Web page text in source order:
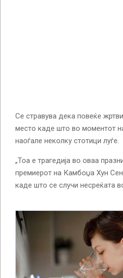
Се стравува дека повеќе
место каде што во моментот
наоѓале неколку стотици луѓе.
„Тоа е трагедија во оваа
премиерот на Камбоџа Хун Сен
каде што се случи несреќата